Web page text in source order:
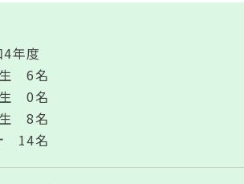
年度
6名
0名
8名
14名